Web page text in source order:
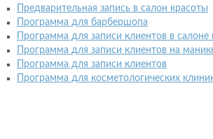
Предварительная запись в салон красоты
Программа для барбершопа
Программа для записи клиентов в салоне
Программа для записи клиентов на
Программа для записи клиентов
Программа для косметологических